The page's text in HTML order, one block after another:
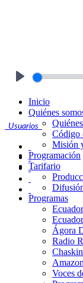
Usuarios
Inicio
Quiénes
Código
Misión
Programación
Tarifario
Programas
Ágora
Radio
Voces